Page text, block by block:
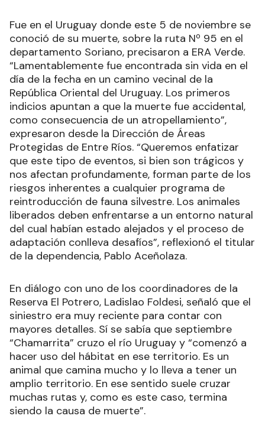
Fue en el Uruguay donde este 5 de noviembre se
conoció de su muerte, sobre la ruta Nº 95 en el
departamento Soriano, precisaron a ERA Verde.
“Lamentablemente fue encontrada sin vida en el
día de la fecha en un camino vecinal de la
República Oriental del Uruguay. Los primeros
indicios apuntan a que la muerte fue accidental,
como consecuencia de un atropellamiento”,
expresaron desde la Dirección de Áreas
Protegidas de Entre Ríos. “Queremos enfatizar
que este tipo de eventos, si bien son trágicos y
nos afectan profundamente, forman parte de los
riesgos inherentes a cualquier programa de
reintroducción de fauna silvestre. Los animales
liberados deben enfrentarse a un entorno natural
del cual habían estado alejados y el proceso de
adaptación conlleva desafíos”, reflexionó el titular
de la dependencia, Pablo Aceñolaza.
En diálogo con uno de los coordinadores de la
Reserva El Potrero, Ladislao Foldesi, señaló que el
siniestro era muy reciente para contar con
mayores detalles. Sí se sabía que septiembre
“Chamarrita” cruzo el río Uruguay y “comenzó a
hacer uso del hábitat en ese territorio. Es un
animal que camina mucho y lo lleva a tener un
amplio territorio. En ese sentido suele cruzar
muchas rutas y, como es este caso, termina
siendo la causa de muerte”.